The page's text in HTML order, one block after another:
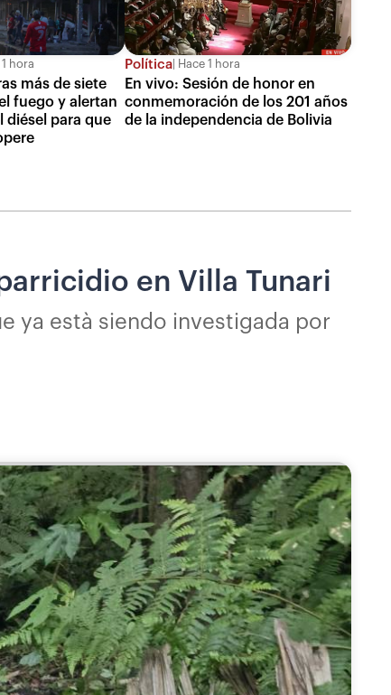
1 hora
más de siete
fuego y alertan
diésel para que
Política Hace 1 hora
En vivo: Sesión de honor en
conmemoración de los 201 años
de la independencia de Bolivia
en Villa Tunari
ya està siendo investigada por